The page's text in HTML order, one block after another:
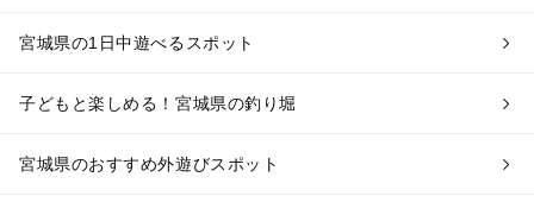
宮城県の1日中遊べるスポット
子どもと楽しめる！宮城県の釣り堀
宮城県のおすすめ外遊びスポット